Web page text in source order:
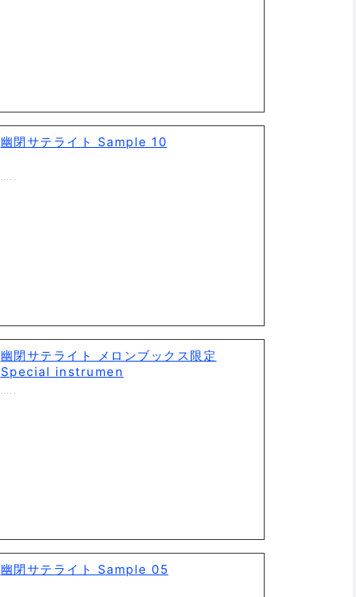
幽閉サテライト Sample 10
…..
幽閉サテライト メロンブックス限定
Special instrumen
…..
幽閉サテライト Sample 05